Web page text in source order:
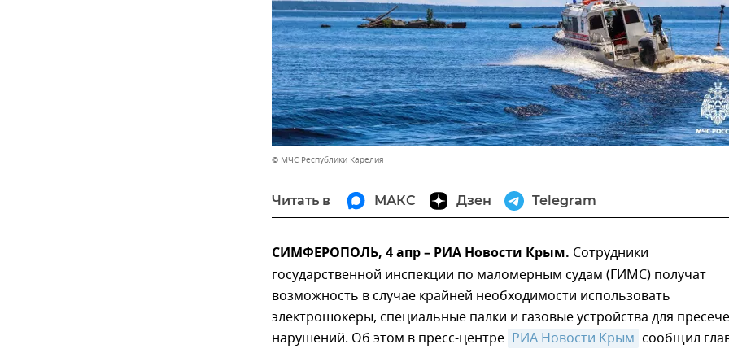
© МЧС Республики Карелия
Читать в МАКС Дзен Telegram
СИМФЕРОПОЛЬ, 4 апр – РИА Новости Крым. Сотрудники
государственной инспекции по маломерным судам (ГИМС) получат
возможность в случае крайней необходимости использовать
электрошокеры, специальные палки и газовые устройства для
нарушений. Об этом в пресс-центре РИА Новости Крым сообщил